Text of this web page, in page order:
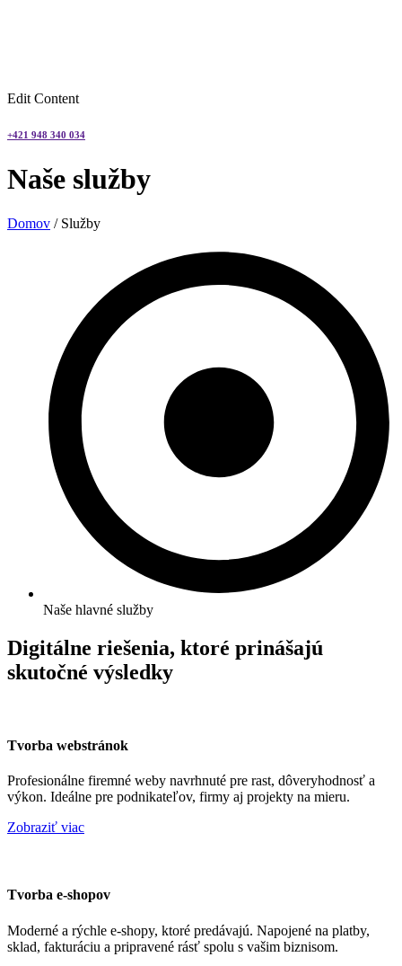
Edit Content
+421 948 340 034
Naše služby
Domov / Služby
Naše hlavné služby
Digitálne riešenia, ktoré prinášajú
skutočné výsledky
Tvorba webstránok
Profesionálne firemné weby navrhnuté pre rast, dôveryhodnosť a
výkon. Ideálne pre podnikateľov, firmy aj projekty na mieru.
Zobraziť viac
Tvorba e-shopov
Moderné a rýchle e-shopy, ktoré predávajú. Napojené na platby,
sklad, fakturáciu a pripravené rásť spolu s vašim biznisom.